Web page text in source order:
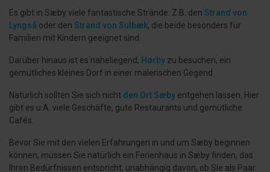
Es gibt in Sæby viele fantastische Strände. Z.B. den Strand von
Lyngså oder den Strand von Sulbæk, die beide besonders für
Familien mit Kindern geeignet sind.
Darüber hinaus ist es naheliegend, Hørby zu besuchen, ein
gemütliches kleines Dorf in einer malerischen Gegend.
Natürlich sollten Sie sich nicht den Ort Sæby entgehen lassen. Hier
gibt es u.A. viele Geschäfte, gute Restaurants und gemütliche
Cafés.
Bevor Sie mit den vielen Erfahrungen in und um Sæby beginnen
können, müssen Sie natürlich ein Ferienhaus in Sæby finden, das
Ihren Bedürfnissen entspricht, unabhängig davon, ob Sie als Paar